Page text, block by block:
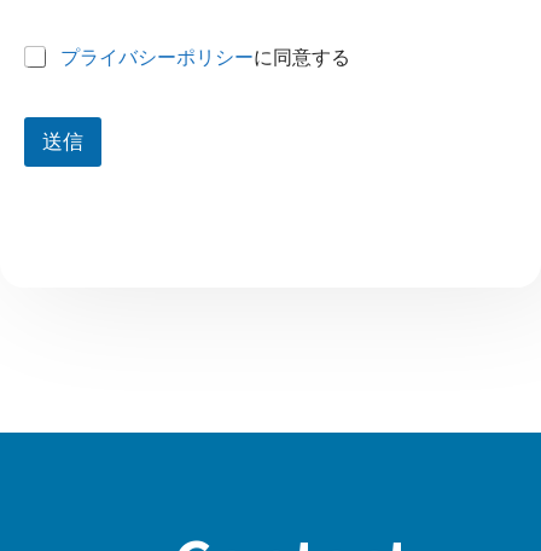
プライバシーポリシーに同意する
送信